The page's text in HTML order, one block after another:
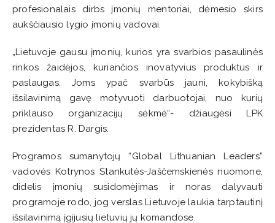
profesionalais dirbs įmonių mentoriai, dėmesio skirs
aukščiausio lygio įmonių vadovai.
„Lietuvoje gausu įmonių, kurios yra svarbios pasaulinės
rinkos žaidėjos, kuriančios inovatyvius produktus ir
paslaugas. Joms ypač svarbūs jauni, kokybišką
išsilavinimą gavę motyvuoti darbuotojai, nuo kurių
priklauso organizacijų sėkmė“- džiaugėsi LPK
prezidentas R. Dargis.
Programos sumanytojų “Global Lithuanian Leaders”
vadovės Kotrynos Stankutės-Jaščemskienės nuomone,
didelis įmonių susidomėjimas ir noras dalyvauti
programoje rodo, jog verslas Lietuvoje laukia tarptautinį
išsilavinimą įgijusių lietuvių jų komandose.